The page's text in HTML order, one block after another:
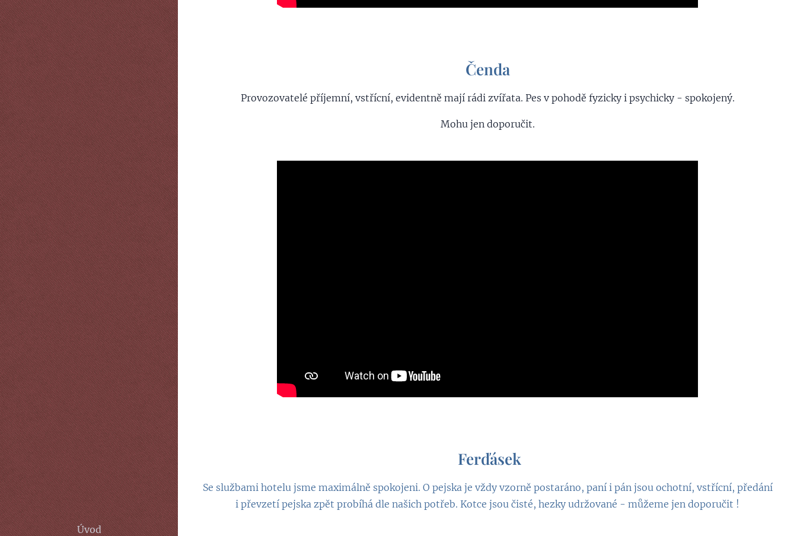
Úvod
Čenda
Provozovatelé příjemní, vstřícní, evidentně mají rádi zvířata. Pes v pohodě fyzicky i psychicky - spokojený.
Mohu jen doporučit.
Ferďásek❤
Se službami hotelu jsme maximálně spokojeni. O pejska je vždy vzorně postaráno, paní i pán jsou ochotní, vstřícní, předání
i převzetí pejska zpět probíhá dle našich potřeb. Kotce jsou čisté, hezky udržované - můžeme jen doporučit !